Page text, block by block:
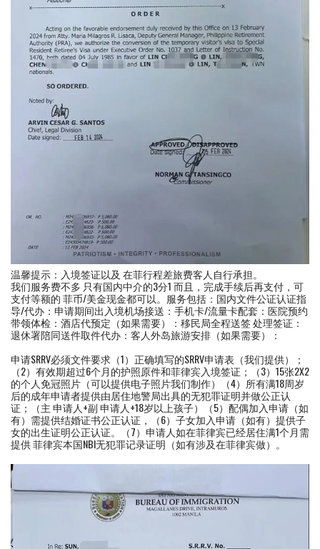
温馨提示：入境签证以及 在菲行程差旅费客人自行承担。
我们服务费不多 只有国内中介的3分1 而且，完成手续后再支付，可
支付等额的 菲币/美金现金都可以。服务包括：国内文件公证认证指
导/代办：申请期间出入境机场接送：手机卡/流量卡配套：医院预约
带领体检：酒店代预定（如果需要）：移民局全程送签 处理签证：
退休署陪同送件取件代办：客人外岛旅游安排（如果需要）：
申请SRRV必须文件要求（1）正确填写的SRRV申请表（我们提供）；
（2）有效期超过6个月的护照原件和菲律宾入境签证；（3）15张2X2
的个人免冠照片（可以提供电子照片我们制作）（4）所有满18周岁
后的成年申请者提供由居住地警局出具的无犯罪证明并做公正认
证；（主 申请人+副 申请人+18岁以上孩子）（5）配偶加入申请（如
有）需提供结婚证书公正认证，（6）子女加入申请（如有）提供子
女的出生证明公正认证。（7）申请人如在菲律宾已经居住满1个月需
提供 菲律宾本国NBI无犯罪记录证明（如有涉及在菲律宾做）。